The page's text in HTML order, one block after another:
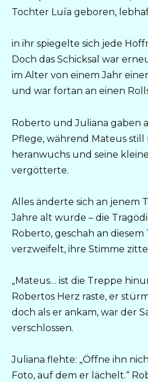
Tochter Luía geboren,
in ihr spiegelte sich jede
Doch das Schicksal war
im Alter von einem Jahr
und war fortan an einen
Roberto und Juliana gaben
Pflege, während Mateus
heranwuchs und seine
vergötterte.
Alles änderte sich an jenem
Jahre alt wurde – die
Roberto, geschah an diesem
verzweifelt, ihre Stimme
„Mateus… ist die Treppe
Robertos Herz raste, er
doch als er ankam, war der
verschlossen.
Juliana flehte: „Öffne ihn
Foto, auf dem er lächelt.“